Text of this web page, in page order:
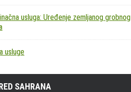
usluga: Uređenje zemljanog grobnog
usluge
SAHRANA